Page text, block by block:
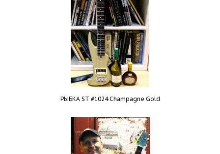
РЫБКА ST #1024 Champagne Gold